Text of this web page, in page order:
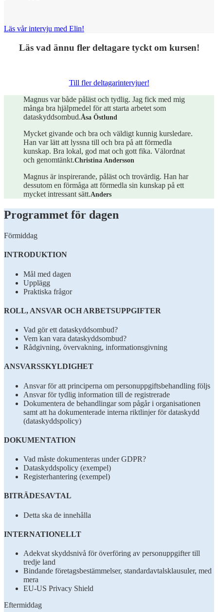
Läs vår intervju med Elin!
Läs vad ännu fler deltagare tyckt om kursen!
Till fler deltagarintervjuer!
Magnus var både påläst och tydlig. Jag fick med mig
många bra hjälpmedel för att starta arbetet som
dataskyddsombud.Åsa Östlund
Mycket givande och bra och väldigt kunnig kursledare.
Han var lätt att lyssna till och bra på att förmedla
kunskap. Bra lokal, god mat och gott fika. Välordnat
och genomtänkt.Christina Andersson
Magnus är inspirerande, påläst och trovärdig. Han har
dessutom en förmåga att förmedla sin kunskap på ett
mycket intressant sätt.Anders
Programmet för dagen
Förmiddag
INTRODUKTION
Mål med dagen
Upplägg
Praktiska frågor
ROLL, ANSVAR OCH ARBETSUPPGIFTER
Vad gör ett dataskyddsombud?
Vem kan vara dataskyddsombud?
Rådgivning, övervakning, informationsgivning
ANSVARSSKYLDIGHET
Ansvar för att principerna om personuppgiftsbehandling följs
Ansvar för tydlig information till de registrerade
Dokumentera de behandlingar som pågår i organisationen
samt att ha dokumenterade interna riktlinjer för dataskydd
(dataskyddspolicy)
DOKUMENTATION
Vad måste dokumenteras under GDPR?
Dataskyddspolicy (exempel)
Registerhantering (exempel)
BITRÄDESAVTAL
Detta ska de innehålla
INTERNATIONELLT
Adekvat skyddsnivå för överföring av personuppgifter till
tredje land
Bindande företagsbestämmelser, standardavtalsklausuler, med
mera
EU-US Privacy Shield
Eftermiddag